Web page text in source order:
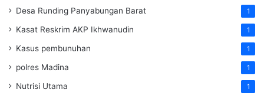
Desa Runding Panyabungan Barat 1
Kasat Reskrim AKP Ikhwanudin 1
Kasus pembunuhan 1
polres Madina 1
Nutrisi Utama 1